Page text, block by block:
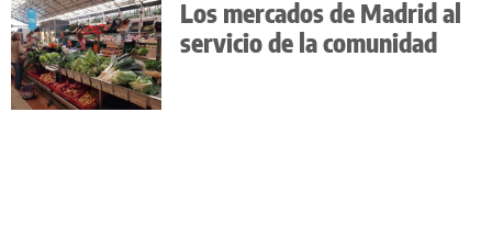
Los mercados de Madrid al
servicio de la comunidad